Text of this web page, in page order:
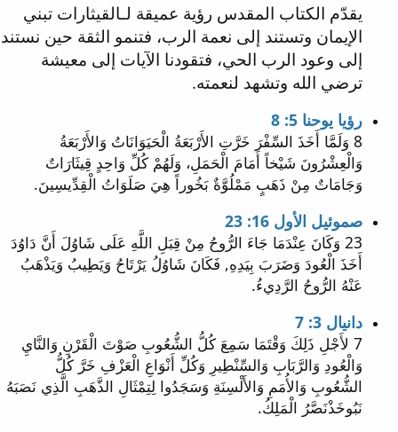
يقدّم الكتاب المقدس رؤية عميقة لـالقيثارات تبني
الإيمان وتستند إلى نعمة الرب، فتنمو الثقة حين نستند
إلى وعود الرب الحي، فتقودنا الآيات إلى معيشة
ترضي الله وتشهد لنعمته.
رؤيا يوحنا 5: 8
8 وَلَمَّا أَخَذَ السِّفْرَ خَرَّتِ الأَرْبَعَةُ الْحَيَوَانَاتُ وَالأَرْبَعَةُ
وَالْعِشْرُونَ شَيْخاً أَمَامَ الْحَمَلِ، وَلَهُمْ كُلِّ وَاحِدٍ قِيثَارَاتٌ
وَجَامَاتٌ مِنْ ذَهَبٍ مَمْلُوَّةٌ بَخُوراً هِيَ صَلَوَاتُ الْقِدِّيسِينَ.
صموئيل الأول 16: 23
23 وَكَانَ عِنْدَمَا جَاءَ الرُّوحُ مِنْ قِبَلِ اللَّهِ عَلَى شَاوُلَ أَنَّ دَاوُدَ
أَخَذَ الْعُودَ وَضَرَبَ بِيَدِهِ, فَكَانَ شَاوُلُ يَرْتَاحُ وَيَطِيبُ وَيَذْهَبُ
عَنْهُ الرُّوحُ الرَّدِيءُ.
دانيال 3: 7
7 لأَجْلِ ذَلِكَ وَقْتَمَا سَمِعَ كُلُّ الشُّعُوبِ صَوْتَ الْقَرْنِ وَالنَّايِ
وَالْعُودِ وَالرَّبَابِ وَالسِّنْطِيرِ وَكُلِّ أَنْوَاعِ الْعَزْفِ خَرَّ كُلُّ
الشُّعُوبِ وَالأُمَمِ وَالأَلْسِنَةِ وَسَجَدُوا لِتِمْثَالِ الذَّهَبِ الَّذِي نَصَبَهُ
نَبُوخَذْنَصَّرُ الْمَلِكُ.